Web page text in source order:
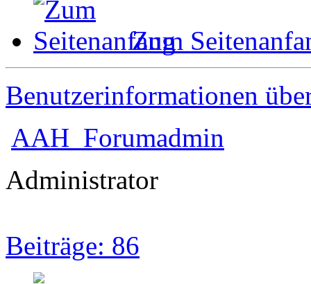
Zum
Benutzerinformationen
AAH_Forumadmin
Administrator
Beiträge: 86